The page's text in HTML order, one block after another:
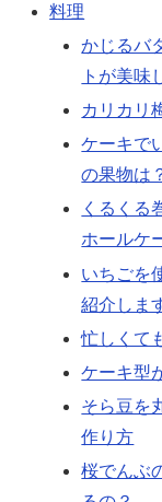
料理
かじるバ
トが美味
カリカリ
ケーキで
の果物は
くるくる
ホールケ
いちごを
紹介しま
忙しくて
ケーキ型
そら豆を
作り方
桜でんぶ